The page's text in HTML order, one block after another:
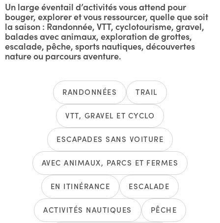
Un large éventail d’activités vous attend pour
bouger, explorer et vous ressourcer, quelle que soit
la saison : Randonnée, VTT, cyclotourisme, gravel,
balades avec animaux, exploration de grottes,
escalade, pêche, sports nautiques, découvertes
nature ou parcours aventure.
RANDONNÉES TRAIL
VTT, GRAVEL ET CYCLO
ESCAPADES SANS VOITURE
AVEC ANIMAUX, PARCS ET FERMES
EN ITINÉRANCE ESCALADE
ACTIVITÉS NAUTIQUES PÊCHE